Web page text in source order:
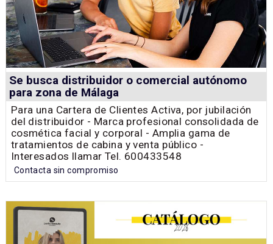
Se busca distribuidor o comercial autónomo
para zona de Málaga
Para una Cartera de Clientes Activa, por jubilación
del distribuidor - Marca profesional consolidada de
cosmética facial y corporal - Amplia gama de
tratamientos de cabina y venta público -
Interesados llamar Tel. 600433548
Contacta sin compromiso